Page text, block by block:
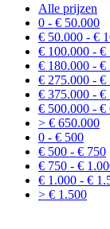
Alle prijzen
0 - € 50.000
€ 50.000 - €
€ 100.000 - €
€ 180.000 - €
€ 275.000 - €
€ 375.000 - €
€ 500.000 - €
> € 650.000
0 - € 500
€ 500 - € 750
€ 750 - €
€ 1.000 - €
> € 1.500